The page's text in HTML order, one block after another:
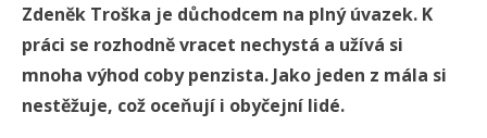
Zdeněk Troška je důchodcem na plný úvazek. K
práci se rozhodně vracet nechystá a užívá si
mnoha výhod coby penzista. Jako jeden z mála si
nestěžuje, což oceňují i obyčejní lidé.